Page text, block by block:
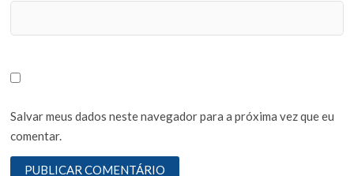
Salvar meus dados neste navegador para a próxima vez que eu
comentar.